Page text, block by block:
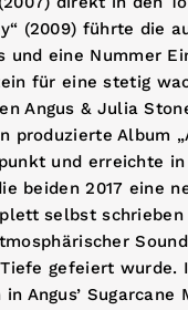
(2009) führte die
und eine Nummer
für eine stetig
Angus & Julia
produzierte Album
und erreichte
beiden 2017 eine
selbst schrieben
gefeiert wurde.
Angus’ Sugarcane